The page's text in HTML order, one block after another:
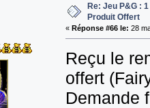
Re: Jeu P&G :
Produit Offert
« Réponse #66 le: 28
Reçu le
offert
Demande